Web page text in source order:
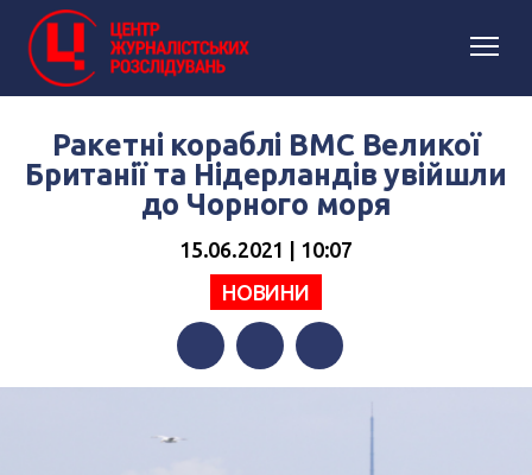
Ракетні кораблі ВМС Великої
Британії та Нідерландів увійшли
до Чорного моря
15.06.2021 | 10:07
НОВИНИ
FacebookTwitterTelegram